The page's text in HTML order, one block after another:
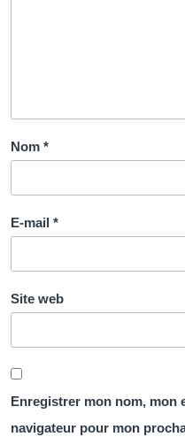
Nom *
E-mail *
Site web
Enregistrer mon nom, mon
navigateur pour mon